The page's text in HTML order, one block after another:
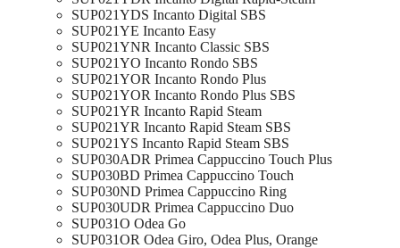
SUP021YDS Incanto Digital SBS
SUP021YE Incanto Easy
SUP021YNR Incanto Classic SBS
SUP021YO Incanto Rondo SBS
SUP021YOR Incanto Rondo Plus
SUP021YOR Incanto Rondo Plus SBS
SUP021YR Incanto Rapid Steam
SUP021YR Incanto Rapid Steam SBS
SUP021YS Incanto Rapid Steam SBS
SUP030ADR Primea Cappuccino Touch Plus
SUP030BD Primea Cappuccino Touch
SUP030ND Primea Cappuccino Ring
SUP030UDR Primea Cappuccino Duo
SUP031O Odea Go
SUP031OR Odea Giro, Odea Plus, Orange